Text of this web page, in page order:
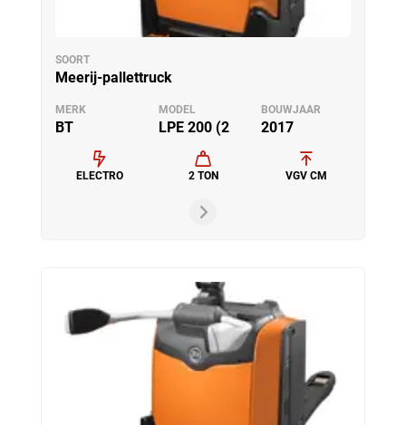
SOORT
Meerij-pallettruck
MERK
BT
MODEL
LPE 200 (2
BOUWJAAR
2017
ELECTRO 2 TON VGV CM